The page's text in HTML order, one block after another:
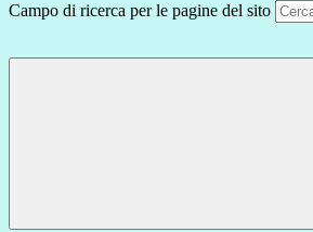
Campo di ricerca per le pagine del sito